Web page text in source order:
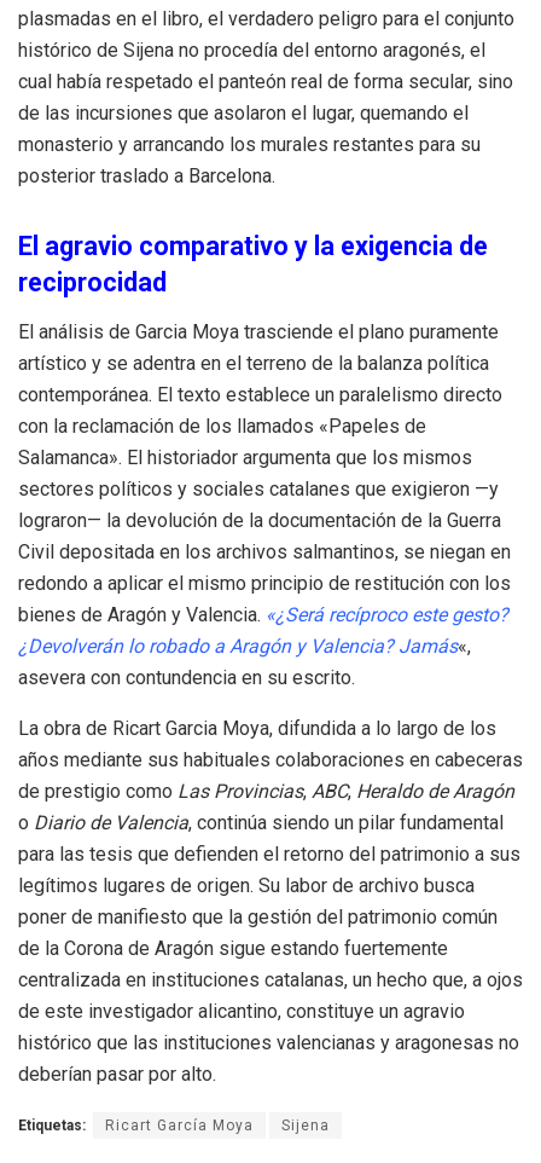
plasmadas en el libro, el verdadero peligro para el conjunto
histórico de Sijena no procedía del entorno aragonés, el
cual había respetado el panteón real de forma secular, sino
de las incursiones que asolaron el lugar, quemando el
monasterio y arrancando los murales restantes para su
posterior traslado a Barcelona.
El agravio comparativo y la exigencia de
reciprocidad
El análisis de Garcia Moya trasciende el plano puramente
artístico y se adentra en el terreno de la balanza política
contemporánea. El texto establece un paralelismo directo
con la reclamación de los llamados «Papeles de
Salamanca». El historiador argumenta que los mismos
sectores políticos y sociales catalanes que exigieron —y
lograron— la devolución de la documentación de la Guerra
Civil depositada en los archivos salmantinos, se niegan en
redondo a aplicar el mismo principio de restitución con los
bienes de Aragón y Valencia. «¿Será recíproco este gesto?
¿Devolverán lo robado a Aragón y Valencia? Jamás«,
asevera con contundencia en su escrito.
La obra de Ricart Garcia Moya, difundida a lo largo de los
años mediante sus habituales colaboraciones en cabeceras
de prestigio como Las Provincias, ABC, Heraldo de Aragón
o Diario de Valencia, continúa siendo un pilar fundamental
para las tesis que defienden el retorno del patrimonio a sus
legítimos lugares de origen. Su labor de archivo busca
poner de manifiesto que la gestión del patrimonio común
de la Corona de Aragón sigue estando fuertemente
centralizada en instituciones catalanas, un hecho que, a ojos
de este investigador alicantino, constituye un agravio
histórico que las instituciones valencianas y aragonesas no
deberían pasar por alto.
Etiquetas: Ricart García Moya Sijena